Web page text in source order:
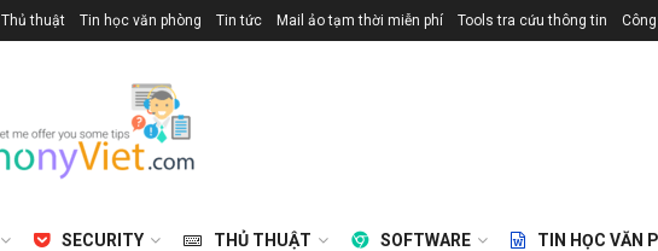
Thủ thuật Tin học văn phòng Tin tức Mail ảo tạm thời miễn phí Tools tra cứu thông tin
SECURITY THỦ THUẬT SOFTWARE TIN HỌC VĂN